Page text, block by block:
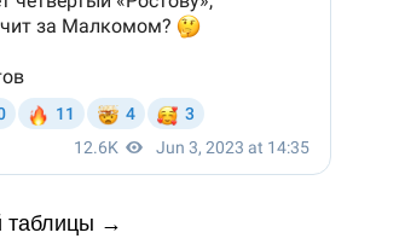
таблицы →